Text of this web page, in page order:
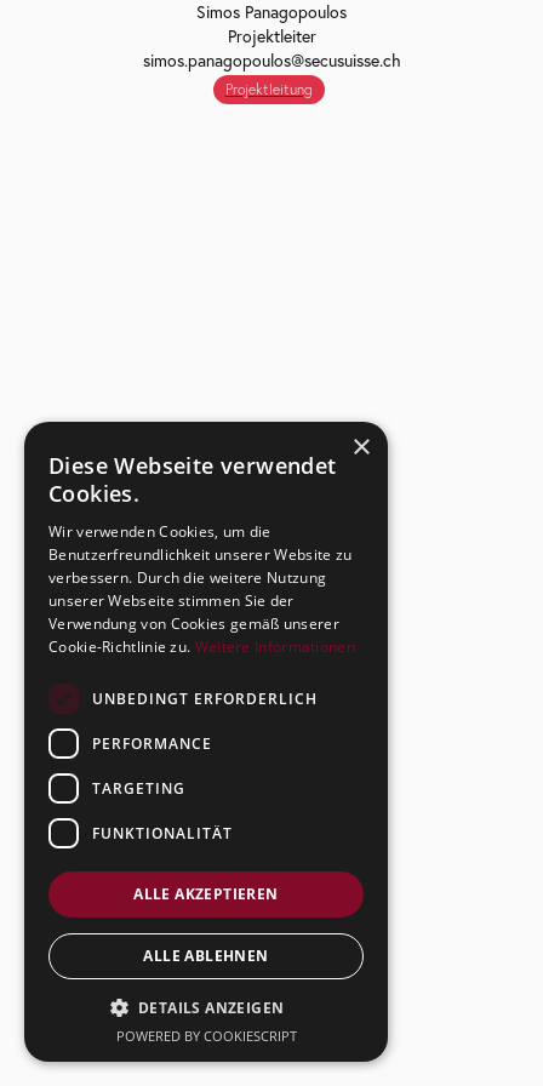
Simos Panagopoulos
Projektleiter
simos.panagopoulos@secusuisse.ch
Projektleitung
×
Diese Webseite verwendet
Cookies.
Wir verwenden Cookies, um die
Benutzerfreundlichkeit unserer Website zu
verbessern. Durch die weitere Nutzung
unserer Webseite stimmen Sie der
Verwendung von Cookies gemäß unserer
Cookie-Richtlinie zu. Weitere Informationen
UNBEDINGT ERFORDERLICH
PERFORMANCE
TARGETING
FUNKTIONALITÄT
ALLE AKZEPTIEREN
ALLE ABLEHNEN
DETAILS ANZEIGEN
POWERED BY COOKIESCRIPT